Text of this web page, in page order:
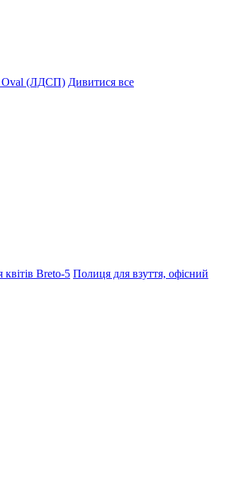
Oval (ЛДСП) Дивитися все
Breto-5 Полиця для взуття, офісний